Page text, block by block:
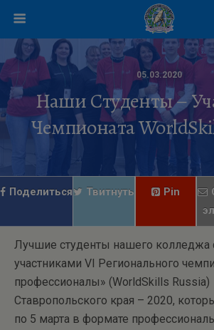
05.03.2020
Наши Студенты –
Чемпионата
Поделиться Твитнуть Pin
Лучшие студенты нашего колледжа
участниками VI Регионального
профессионалы» (WorldSkills Russia)
Ставропольского края – 2020,
по 5 марта в формате